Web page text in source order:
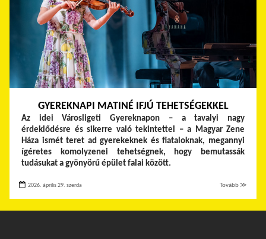
GYEREKNAPI MATINÉ IFJÚ TEHETSÉGEKKEL
Az idei Városligeti Gyereknapon – a tavalyi nagy
érdeklődésre és sikerre való tekintettel – a Magyar Zene
Háza ismét teret ad gyerekeknek és fiataloknak, megannyi
ígéretes komolyzenei tehetségnek, hogy bemutassák
tudásukat a gyönyörű épület falai között.
2026. április 29. szerda Tovább ≫